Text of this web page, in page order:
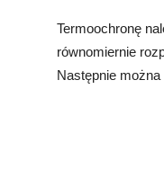
Termoochronę
równomiernie
Następnie